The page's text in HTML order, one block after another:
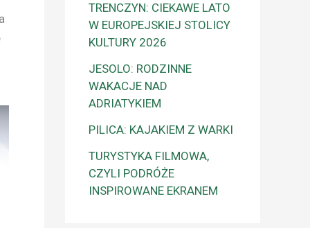
TRENCZYN: CIEKAWE LATO
W EUROPEJSKIEJ STOLICY
KULTURY 2026
JESOLO: RODZINNE
WAKACJE NAD
ADRIATYKIEM
PILICA: KAJAKIEM Z WARKI
TURYSTYKA FILMOWA,
CZYLI PODRÓŻE
INSPIROWANE EKRANEM